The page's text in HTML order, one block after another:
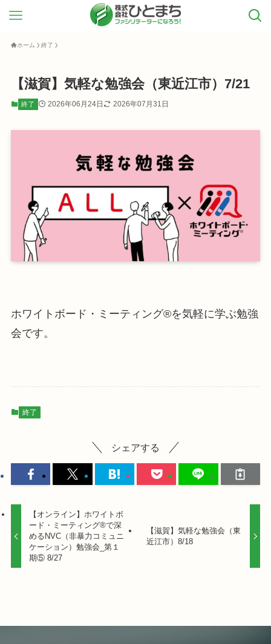
ホーム 終了
【滋賀】気軽な勉強会（東近江市）7/21
終了 2026年06月24日 2026年07月31日
ホワイトボード・ミーティング®を気軽に学ぶ勉強
会です。
終了
シェアする
【オンライン】ホワイトボ
ード・ミーティング®で深
めるNVC（非暴力コミュニ
ケーション）勉強会_第１
期⑤ 8/27
【滋賀】気軽な勉強会（東
近江市）8/18